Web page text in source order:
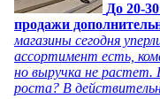
До 20-
продажи
магазины сегодня
ассортимент есть,
но выручка не растет.
роста? В